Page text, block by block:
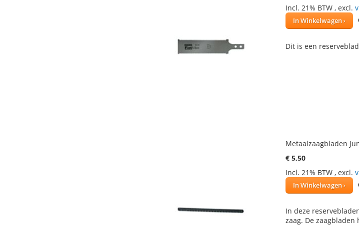
Incl. 21% BTW , excl.
In Winkelwagen
Dit is een
Metaalzaagbladen
€ 5,50
Incl. 21% BTW , excl.
In Winkelwagen
In deze
zaag. De